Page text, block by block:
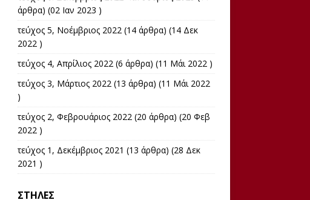
άρθρα) (02 Ιαν 2023 )
τεύχος 5, Νοέμβριος 2022(14 άρθρα) (14 Δεκ
2022 )
τεύχος 4, Απρίλιος 2022(6 άρθρα) (11 Μάι 2022 )
τεύχος 3, Μάρτιος 2022(13 άρθρα) (11 Μάι 2022
)
τεύχος 2, Φεβρουάριος 2022(20 άρθρα) (20 Φεβ
2022 )
τεύχος 1, Δεκέμβριος 2021 (13 άρθρα) (28 Δεκ
2021 )
ΣΤΉΛΕΣ